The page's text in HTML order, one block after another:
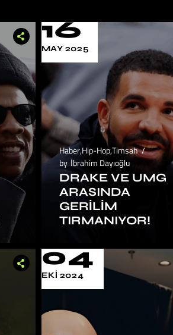
16
MAY 2025
Haber,Hip-Hop,Timsah
by İbrahim Dayıoğlu
DRAKE VE UMG
ARASINDA
GERILIM
TIRMANIYOR!
04
EKI 2024